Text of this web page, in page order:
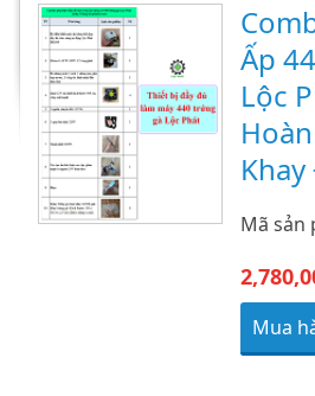
Ấp
Lộc
Mã sản
Mua